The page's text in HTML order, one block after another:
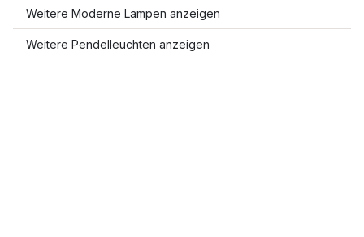
Weitere Moderne Lampen anzeigen
Weitere Pendelleuchten anzeigen